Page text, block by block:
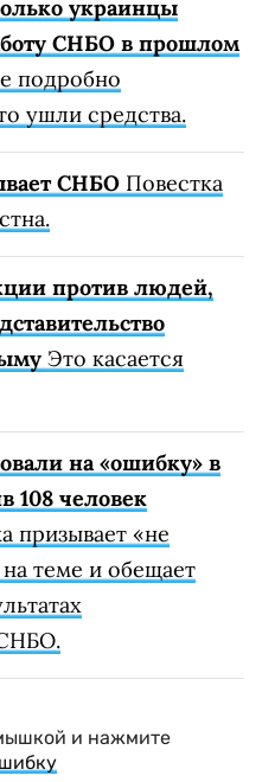
украинцы
СНБО в прошлом
подробно
ушли средства.
СНБО Повестка
против людей,
Это касается
на «ошибку» в
108 человек
призывает «не
теме и обещает
и нажмите